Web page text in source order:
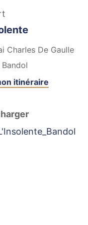
Charles De Gaulle
Bandol
itinéraire